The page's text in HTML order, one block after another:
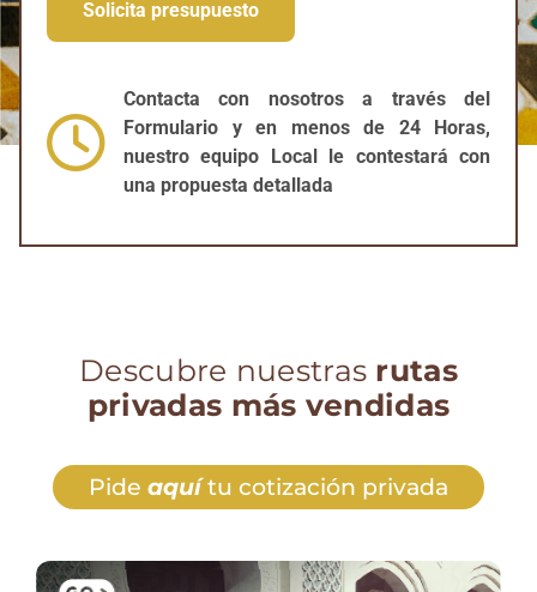
Contacta con nosotros a través del
Formulario y en menos de 24 Horas,
nuestro equipo Local le contestará con
una propuesta detallada
Descubre nuestras rutas
privadas más vendidas
Pide aquítu cotización privada